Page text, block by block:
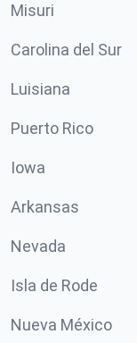
Misuri
Carolina del Sur
Luisiana
Puerto Rico
Iowa
Arkansas
Nevada
Isla de Rode
Nueva México